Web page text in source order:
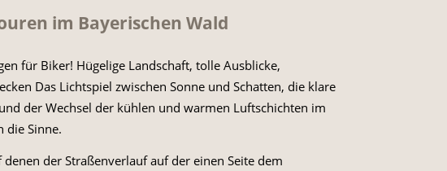
im Bayerischen Wald
für Biker! Hügelige Landschaft, tolle Ausblicke,
Das Lichtspiel zwischen Sonne und Schatten, die klare
der Wechsel der kühlen und warmen Luftschichten im
die Sinne.
denen der Straßenverlauf auf der einen Seite dem